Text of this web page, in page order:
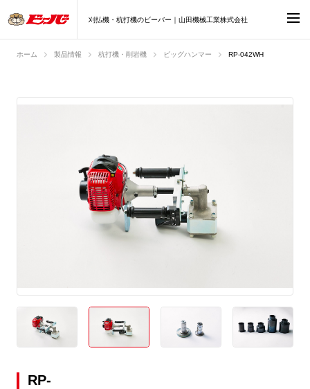
刈払機・杭打機のビーバー｜山田機械工業株式会社
ホーム 製品情報 杭打機・削岩機 ビッグハンマー RP-
RP-